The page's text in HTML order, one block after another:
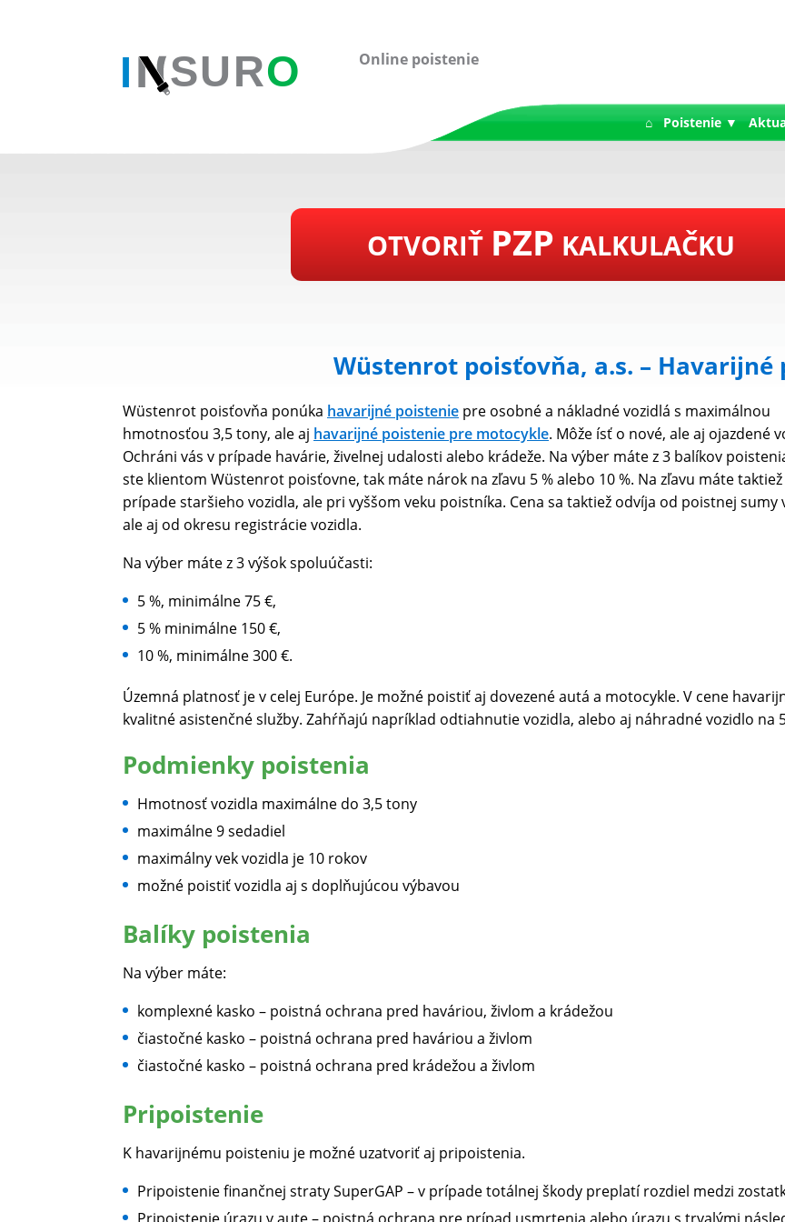
Online poistenie
⌂ Poistenie ▼
OTVORIŤ PZP KALKULAČKU
Wüstenrot poisťovňa, a.s. – Havarijné
Wüstenrot poisťovňa ponúka havarijné poistenie pre osobné a nákladné vozidlá s maximálnou
hmotnosťou 3,5 tony, ale aj havarijné poistenie pre motocykle. Môže ísť o nové, ale aj ojazdené
Ochráni vás v prípade havárie, živelnej udalosti alebo krádeže. Na výber máte z 3 balíkov
ste klientom Wüstenrot poisťovne, tak máte nárok na zľavu 5 % alebo 10 %. Na zľavu máte
prípade staršieho vozidla, ale pri vyššom veku poistníka. Cena sa taktiež odvíja od poistnej sumy
ale aj od okresu registrácie vozidla.
Na výber máte z 3 výšok spoluúčasti:
5 %, minimálne 75 €,
5 % minimálne 150 €,
10 %, minimálne 300 €.
Územná platnosť je v celej Európe. Je možné poistiť aj dovezené autá a motocykle. V cene
kvalitné asistenčné služby. Zahŕňajú napríklad odtiahnutie vozidla, alebo aj náhradné vozidlo na
Podmienky poistenia
Hmotnosť vozidla maximálne do 3,5 tony
maximálne 9 sedadiel
maximálny vek vozidla je 10 rokov
možné poistiť vozidla aj s doplňujúcou výbavou
Balíky poistenia
Na výber máte:
komplexné kasko – poistná ochrana pred haváriou, živlom a krádežou
čiastočné kasko – poistná ochrana pred haváriou a živlom
čiastočné kasko – poistná ochrana pred krádežou a živlom
Pripoistenie
K havarijnému poisteniu je možné uzatvoriť aj pripoistenia.
Pripoistenie finančnej straty SuperGAP – v prípade totálnej škody preplatí rozdiel medzi